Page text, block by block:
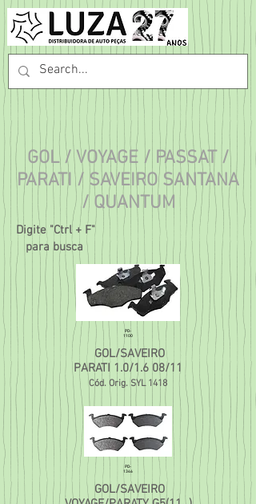
GOL / VOYAGE / PASSAT /
PARATI / SAVEIRO SANTANA
/ QUANTUM
Digite "Ctrl + F"
para busca
PD-
1100
GOL/SAVEIRO
PARATI 1.0/1.6 08/11
Cód. Orig. SYL 1418
PD-
1346
GOL/SAVEIRO